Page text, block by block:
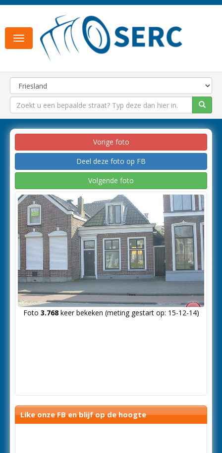
Toggle
navigation
Vorige foto
Deel deze foto op FB
Volgende foto
Foto 3.768keer bekeken (meting gestart op: 15-12-14)
Like onze FB en blijf op de hoogte